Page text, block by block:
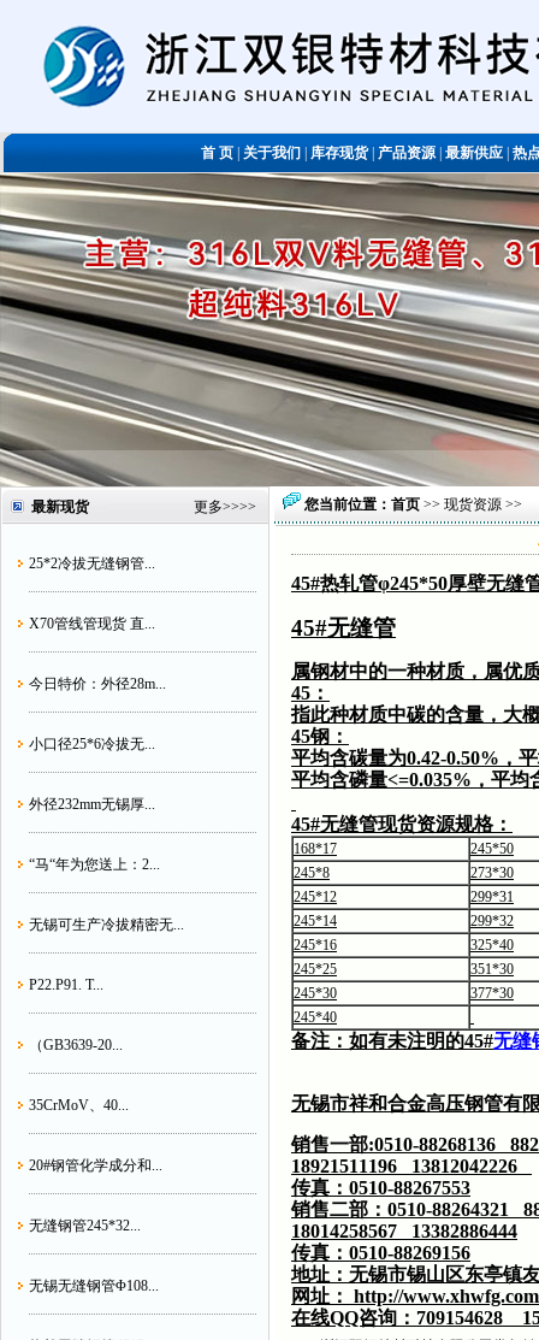
首 页关于我们库存现货|产品资源|最新供应|热
最新现货 更多>>>>
25*2冷拔无缝钢管...
X70管线管现货 直...
今日特价：外径28m...
小口径25*6冷拔无...
外径232mm无锡厚...
“马“年为您送上：2...
无锡可生产冷拔精密无...
P22.P91. T...
（GB3639-20...
35CrMoV、40...
20#钢管化学成分和...
无缝钢管245*32...
无锡无缝钢管Φ108...
您当前位置： 首页 >> 现货资源 >>
45#热轧管φ245*50厚壁无缝
45#无缝管
属钢材中的一种材质，属优
45 ：
指此种材质中碳的含量，大
45钢：
平均含碳量为0.42-0.50%，
平均含磷量<=0.035%，平均
45#无缝管现货资源规格：
168*17
245*50
245*8
273*30
245*12
299*31
245*14
299*32
245*16
325*40
245*25
351*30
245*30
377*30
245*40
备注：如有未注明的45#无缝
无锡市祥和合金高压钢管有
销售一部:0510-88268136
18921511196 13812042226
传真：0510-88267553
销售二部：0510-88264321
18014258567 13382886444
传真：0510-88269156
地址：无锡市锡山区东亭镇
网址： http://
在线QQ咨询：709154628